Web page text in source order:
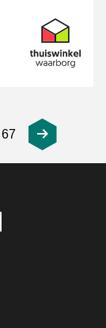
Certifikat
Thuiswinkel
67